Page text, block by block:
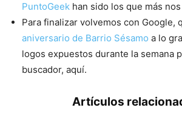
PuntoGeek han sido los que más
Para finalizar volvemos con Google,
aniversario de Barrio Sésamo a lo
logos expuestos durante la semana
buscador, aquí.
Artículos